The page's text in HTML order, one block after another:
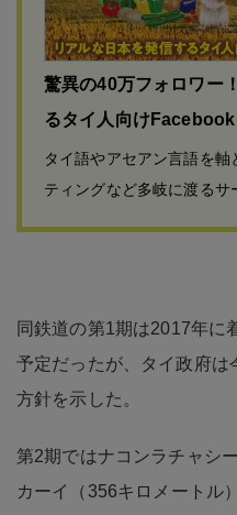
驚異の40万フォロワー
るタイ人向け
タイ語やアセアン言語を
ティングなど多岐に渡るサ
同鉄道の第1期は2017年に
予定だったが、タイ政府は
方針を示した。
第2期ではナコンラチャシ
カーイ（356キロメートル